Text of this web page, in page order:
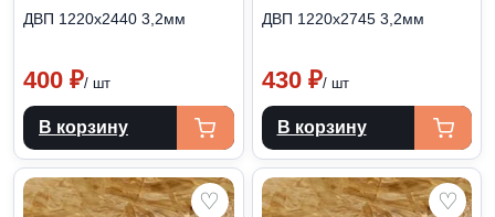
ДВП 1220х2440 3,2мм
400 ₽/ шт
В корзину
ДВП 1220х2745 3,2мм
430 ₽/ шт
В корзину
♡ ♡